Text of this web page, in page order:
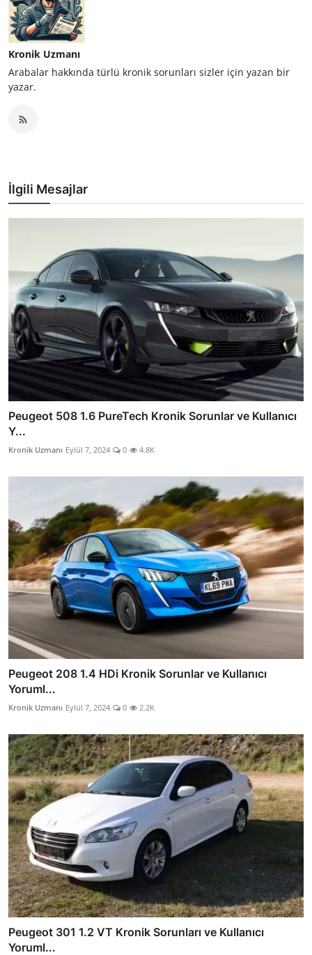
Kronik Uzmanı
Arabalar hakkında türlü kronik sorunları sizler için yazan bir
yazar.
İlgili Mesajlar
Peugeot 508 1.6 PureTech Kronik Sorunlar ve Kullanıcı
Y...
Kronik Uzmanı Eylül 7, 2024 0 4.8K
Peugeot 208 1.4 HDi Kronik Sorunlar ve Kullanıcı
Yoruml...
Kronik Uzmanı Eylül 7, 2024 0 2.2K
Peugeot 301 1.2 VT Kronik Sorunları ve Kullanıcı
Yoruml...